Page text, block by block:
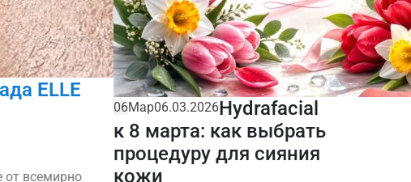
ELLE
от всемирно
06Мар06.03.2026Hydrafacial
к 8 марта: как выбрать
процедуру для сияния
кожи